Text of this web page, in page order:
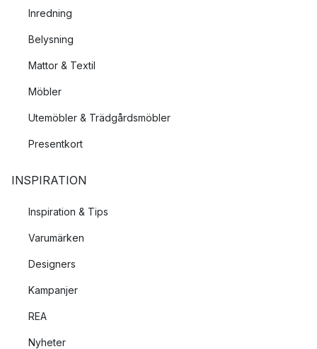
Inredning
Belysning
Mattor & Textil
Möbler
Utemöbler & Trädgårdsmöbler
Presentkort
INSPIRATION
Inspiration & Tips
Varumärken
Designers
Kampanjer
REA
Nyheter